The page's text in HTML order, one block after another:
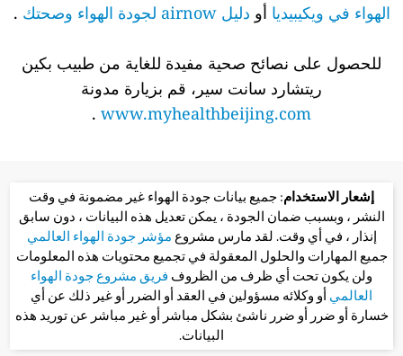
الهواء في ويكيبيديا أو دليل airnow لجودة الهواء وصحتك .
للحصول على نصائح صحية مفيدة للغاية من طبيب بكين
ريتشارد سانت سير، قم بزيارة مدونة
www.myhealthbeijing.com
.
إشعار الاستخدام: جميع بيانات جودة الهواء غير مضمونة في وقت
النشر ، وبسبب ضمان الجودة ، يمكن تعديل هذه البيانات ، دون سابق
إنذار ، في أي وقت. لقد مارس مشروع مؤشر جودة الهواء العالمي
جميع المهارات والحلول المعقولة في تجميع محتويات هذه المعلومات
ولن يكون تحت أي ظرف من الظروف فريق مشروع جودة الهواء
العالمي أو وكلائه مسؤولين في العقد أو الضرر أو غير ذلك عن أي
خسارة أو ضرر أو ضرر ناشئ بشكل مباشر أو غير مباشر عن توريد هذه
البيانات.